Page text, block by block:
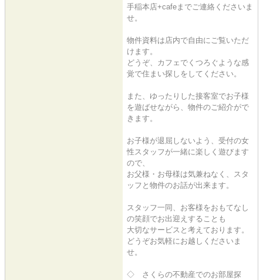
手稲本店+cafeまでご連絡くださいま
せ。
物件資料は店内で自由にご覧いただ
けます。
どうぞ、カフェでくつろぐような感
覚で住まい探しをしてください。
また、ゆったりした接客室でお子様
を遊ばせながら、物件のご紹介がで
きます。
お子様が退屈しないよう、受付の女
性スタッフが一緒に楽しく遊びます
ので、
お父様・お母様は気兼ねなく、スタ
ッフと物件のお話が出来ます。
スタッフ一同、お客様をおもてなし
の笑顔でお出迎えすることも
大切なサービスと考えております。
どうぞお気軽にお越しくださいま
せ。
◇ さくらの不動産でのお部屋探